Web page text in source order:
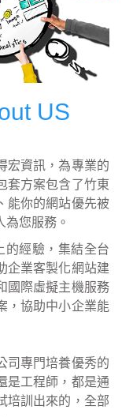
US
宏資訊，為專業的
套方案包含了竹東
能你的網站優先被
您服務。
的經驗，集結全台
企業客製化網站建
國際虛擬主機服務
，協助中小企業能
司專門培養優秀的
是工程師，都是通
培訓出來的，全部